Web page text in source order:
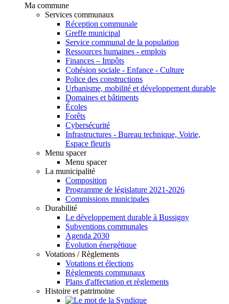
Ma commune
Services communaux
Réception communale
Greffe municipal
Service communal de la population
Ressources humaines - emplois
Finances – Impôts
Cohésion sociale - Enfance - Culture
Police des constructions
Urbanisme, mobilité et développement durable
Domaines et bâtiments
Écoles
Forêts
Cybersécurité
Infrastructures - Bureau technique, Voirie,
Espace fleuris
Menu spacer
Menu spacer
La municipalité
Composition
Programme de législature 2021-2026
Commissions municipales
Durabilité
Le développement durable à Bussigny
Subventions communales
Agenda 2030
Évolution énergétique
Votations / Règlements
Votations et élections
Règlements communaux
Plans d'affectation et règlements
Histoire et patrimoine